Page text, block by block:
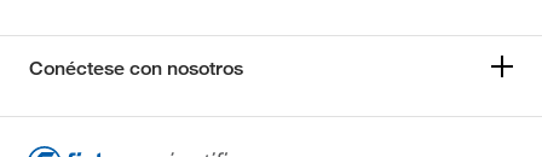
Conéctese con nosotros